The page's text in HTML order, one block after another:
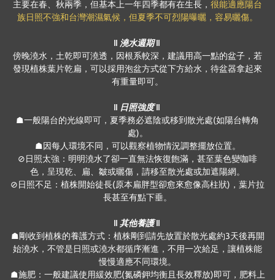
主要在春、秋兩季，但基本上一年四季都有在生長， 很能適應陽台
族日照不強和台灣潮濕氣候，但夏季不可烈陽曝曬，容易曬傷。
‖ 澆水週期 ‖
傍晚澆水，土乾即可澆透，因根系較深，建議用高一點的盆子，若
發現植株葉片乾扁，可以採用泡盆方式從下方給水，待盆器拿起來
有重量即可。
‖ 日照強度 ‖
☗一般陽台的光線即可，夏季務必遮陰或移到散光處(如陽台轉角
處)。
☗因每人環境不同，可以觀察植物情況調整擺放位置。
⊘日照太強：明明澆水了卻一直無法恢復飽滿，甚至葉色變咖啡
色，呈現乾、扁、皺或曬傷，請移至散光處或加遮陽網。
⊘日照不足：植株開始徒長(原本扁胖型卻愈來愈像高柱狀)，葉片拉
長甚至有點下垂。
‖ 其他養護 ‖
☗剛收到植株的養護方式：植株剛到請先放置於散光處約3天後再開
始澆水，不管是日照或澆水都循序漸進，不用一次給足，讓植株能
慢慢適應不同環境。
☗施肥：一般建議使用緩效肥(氮磷鉀均衡且長效釋放)即可，肥料上